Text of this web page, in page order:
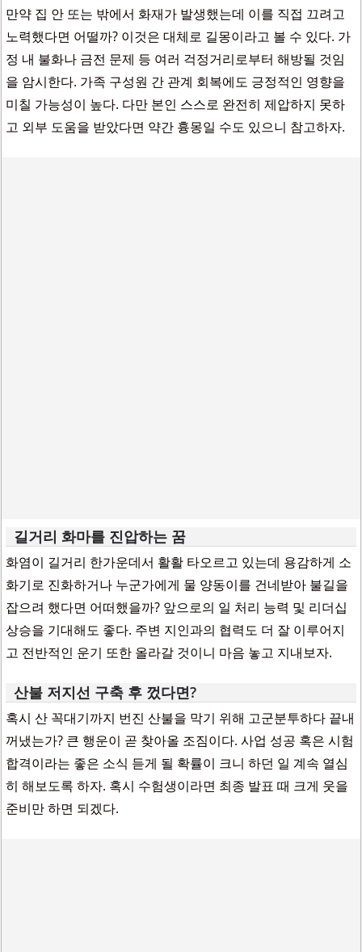
만약 집 안 또는 밖에서 화재가 발생했는데 이를 직접 끄려고
노력했다면 어떨까? 이것은 대체로 길몽이라고 볼 수 있다. 가
정 내 불화나 금전 문제 등 여러 걱정거리로부터 해방될 것임
을 암시한다. 가족 구성원 간 관계 회복에도 긍정적인 영향을
미칠 가능성이 높다. 다만 본인 스스로 완전히 제압하지 못하
고 외부 도움을 받았다면 약간 흉몽일 수도 있으니 참고하자.
길거리 화마를 진압하는 꿈
화염이 길거리 한가운데서 활활 타오르고 있는데 용감하게 소
화기로 진화하거나 누군가에게 물 양동이를 건네받아 불길을
잡으려 했다면 어떠했을까? 앞으로의 일 처리 능력 및 리더십
상승을 기대해도 좋다. 주변 지인과의 협력도 더 잘 이루어지
고 전반적인 운기 또한 올라갈 것이니 마음 놓고 지내보자.
산불 저지선 구축 후 껐다면?
혹시 산 꼭대기까지 번진 산불을 막기 위해 고군분투하다 끝내
꺼냈는가? 큰 행운이 곧 찾아올 조짐이다. 사업 성공 혹은 시험
합격이라는 좋은 소식 듣게 될 확률이 크니 하던 일 계속 열심
히 해보도록 하자. 혹시 수험생이라면 최종 발표 때 크게 웃을
준비만 하면 되겠다.